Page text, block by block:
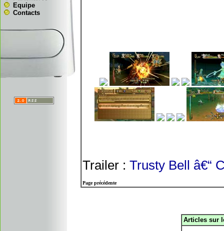
Equipe
Contacts
Trailer : Trusty Bell â€“
Page précédente
Articles sur